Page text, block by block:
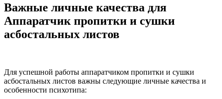
Важные личные качества для
Аппаратчик пропитки и сушки
асбостальных листов
Для успешной работы аппаратчиком пропитки и сушки
асбостальных листов важны следующие личные качества и
особенности психотипа: